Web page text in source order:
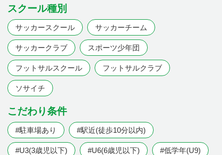
スクール種別
サッカースクール サッカーチーム
サッカークラブ スポーツ少年団
フットサルスクール フットサルクラブ
ソサイチ
こだわり条件
#駐車場あり #駅近(徒歩10分以内)
#U3(3歳児以下) #U6(6歳児以下) #低学年(U9)